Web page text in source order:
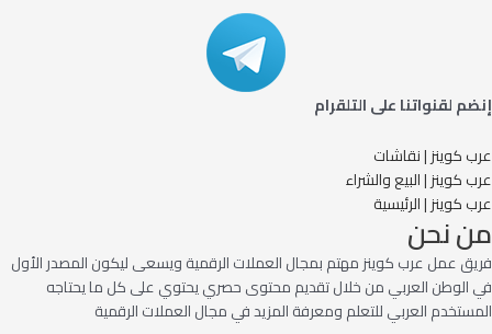
إنضم لقنواتنا على التلقرام
عرب كوينز | نقاشات
عرب كوينز | البيع والشراء
عرب كوينز | الرئيسية
من نحن
فريق عمل عرب كوينز مهتم بمجال العملات الرقمية ويسعى ليكون المصدر الأول
في الوطن العربي من خلال تقديم محتوى حصري يحتوي على كل ما يحتاجه
المستخدم العربي للتعلم ومعرفة المزيد في مجال العملات الرقمية